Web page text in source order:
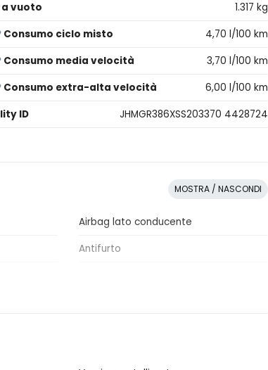
a vuoto
1.317 kg
Consumo ciclo misto
4,70 l/100 km
Consumo media velocità
3,70 l/100 km
Consumo extra-alta velocità
6,00 l/100 km
ID JHMGR386XSS203370 4428724
MOSTRA / NASCONDI
Airbag lato conducente
Antifurto